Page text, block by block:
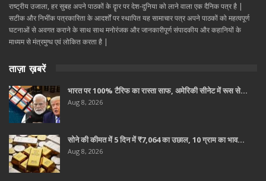
राष्ट्रीय उजाला, हर सुबह अपने पाठकों के दॄार पर देश-दुनिया को लाने वाला एक दैनिक पत्र है |
सटीक और निभींक पत्रकारिता के आदर्शों पर स्थापित यह सामाचार पत्र अपने पाठकों को महत्वपूर्ण
घटनाओं से अवगत कराने के साथ साथ मनोरंजक और जानकारीपूर्ण संपादकीय और कहानियों के
माध्यम से मंत्रमुग्ध एवं लोकित करता है |
ताज़ा ख़बरें
भारत पर 100% टैरिफ का रास्ता साफ, अमेरिकी सीनेट में रूस से…
Aug 8, 2026
सोने की कीमत में 5 दिन में ₹7,064 का उछाल, 10 ग्राम का भाव…
Aug 8, 2026